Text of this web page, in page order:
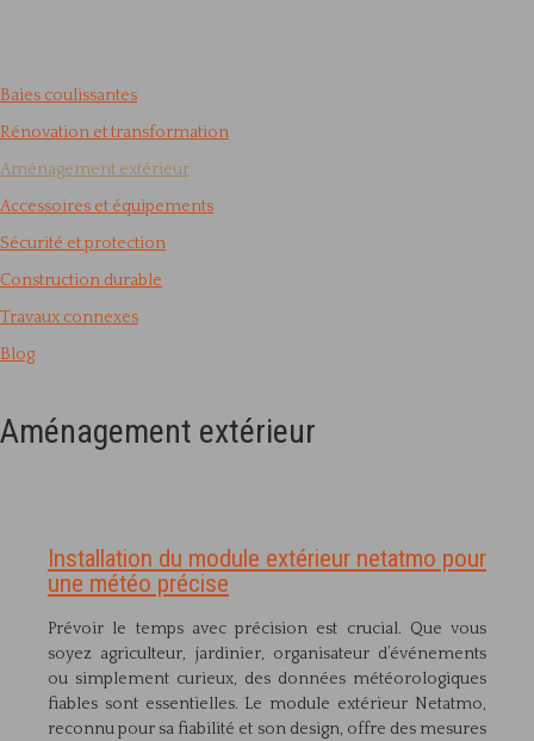
Baies coulissantes
Rénovation et transformation
Aménagement extérieur
Accessoires et équipements
Sécurité et protection
Construction durable
Travaux connexes
Blog
Aménagement extérieur
Installation du module extérieur netatmo pour
une météo précise
Prévoir le temps avec précision est crucial. Que vous
soyez agriculteur, jardinier, organisateur d’événements
ou simplement curieux, des données météorologiques
fiables sont essentielles. Le module extérieur Netatmo,
reconnu pour sa fiabilité et son design, offre des mesures